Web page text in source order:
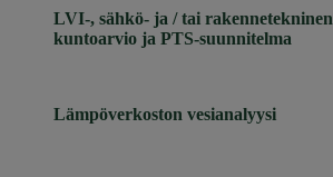
LVI-, sähkö- ja / tai rakennetekninen
kuntoarvio ja PTS-suunnitelma
Lämpöverkoston vesianalyysi